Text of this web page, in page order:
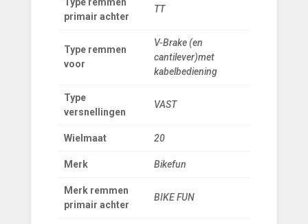
primair achter
TT
Type remmen
voor
V-Brake (en
cantilever)met
kabelbediening
Type
versnellingen
VAST
Wielmaat 20
Merk Bikefun
Merk remmen
primair achter
BIKE FUN